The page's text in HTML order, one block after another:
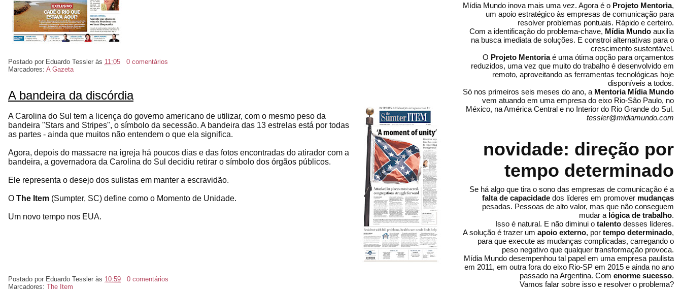
Postado por Eduardo Tessler às 11:05
0 comentários
Marcadores: A Gazeta
A bandeira da discórdia
A Carolina do Sul tem a licença do governo americano de utilizar, com o mesmo peso da
bandeira "Stars and Stripes", o símbolo da secessão. A bandeira das 13 estrelas está por todas
as partes - ainda que muitos não entendem o que ela significa.
Agora, depois do massacre na igreja há poucos dias e das fotos encontradas do atirador com a
bandeira, a governadora da Carolina do Sul decidiu retirar o símbolo dos órgãos públicos.
Ele representa o desejo dos sulistas em manter a escravidão.
O The Item (Sumpter, SC) define como o Momento de Unidade.
Um novo tempo nos EUA.
Postado por Eduardo Tessler às 10:59
0 comentários
Marcadores: The Item
Mídia Mundo inova mais uma vez. Agora é o Projeto Mentoria,
um apoio estratégico às empresas de comunicação para
resolver problemas pontuais. Rápido e certeiro.
Com a identificação do problema-chave, Mídia Mundo auxilia
na busca imediata de soluções. E constroi alternativas para o
crescimento sustentável.
O Projeto Mentoriaé uma ótima opção para orçamentos
reduzidos, uma vez que muito do trabalho é desenvolvido em
remoto, aproveitando as ferramentas tecnológicas hoje
disponíveis a todos.
Só nos primeiros seis meses do ano, a Mentoria Mídia Mundo
vem atuando em uma empresa do eixo Rio-São Paulo, no
México, na América Central e no Interior do Rio Grande do Sul.
tessler@midiamundo.com
novidade: direção por
tempo determinado
Se há algo que tira o sono das empresas de comunicação é a
falta de capacidade dos líderes em promover mudanças
pesadas. Pessoas de alto valor, mas que não conseguem
mudar a lógica de trabalho.
Isso é natural. E não diminui o talento desses líderes.
A solução é trazer um apoio externo, por tempo determinado,
para que execute as mudanças complicadas, carregando o
peso negativo que qualquer transformação provoca.
Mídia Mundo desempenhou tal papel em uma empresa paulista
em 2011, em outra fora do eixo Rio-SP em 2015 e ainda no ano
passado na Argentina. Com enorme sucesso.
Vamos falar sobre isso e resolver o problema?